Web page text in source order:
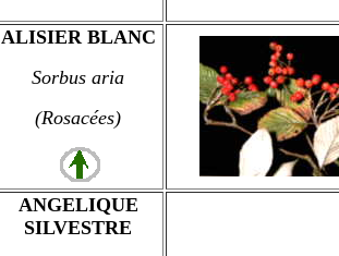
ALISIER BLANC
Sorbus aria
(Rosacées)
ANGELIQUE
SILVESTRE